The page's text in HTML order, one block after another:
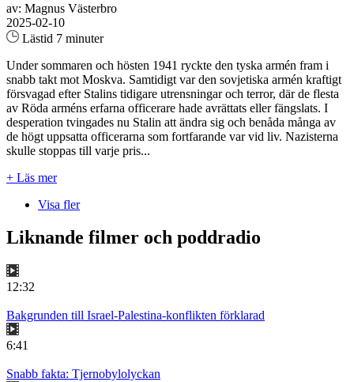
av: Magnus Västerbro
2025-02-10
Lästid 7 minuter
Under sommaren och hösten 1941 ryckte den tyska armén fram i
snabb takt mot Moskva. Samtidigt var den sovjetiska armén kraftigt
försvagad efter Stalins tidigare utrensningar och terror, där de flesta
av Röda arméns erfarna officerare hade avrättats eller fängslats. I
desperation tvingades nu Stalin att ändra sig och benåda många av
de högt uppsatta officerarna som fortfarande var vid liv. Nazisterna
skulle stoppas till varje pris...
+ Läs mer
Visa fler
Liknande filmer och poddradio
12:32
Bakgrunden till Israel-Palestina-konflikten förklarad
6:41
Snabb fakta: Tjernobylolyckan